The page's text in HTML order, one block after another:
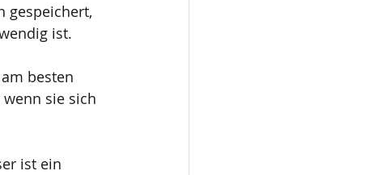
gespeichert,
ist.
besten
sie sich
ist ein